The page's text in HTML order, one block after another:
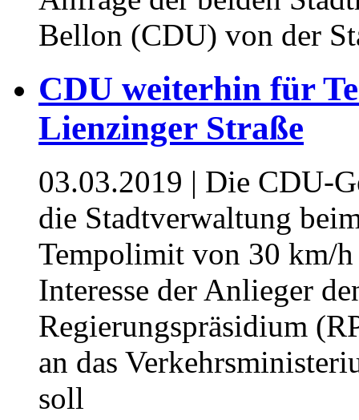
Bellon (CDU) von der
CDU weiterhin für
Lienzinger Straße
03.03.2019 | Die CDU-
die Stadtverwaltung
Tempolimit von 30 km/
Interesse der Anlieger
Regierungspräsidium
an das
soll